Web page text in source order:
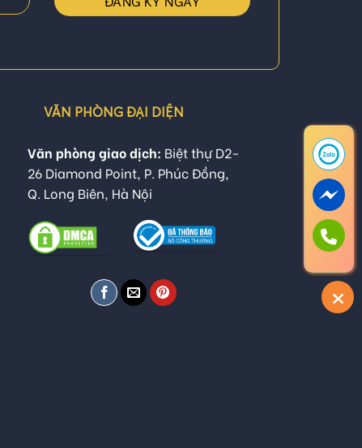
VĂN PHÒNG ĐẠI DIỆN
Văn phòng giao dịch: Biệt thự D2-
26 Diamond Point, P. Phúc Đồng,
Q. Long Biên, Hà Nội